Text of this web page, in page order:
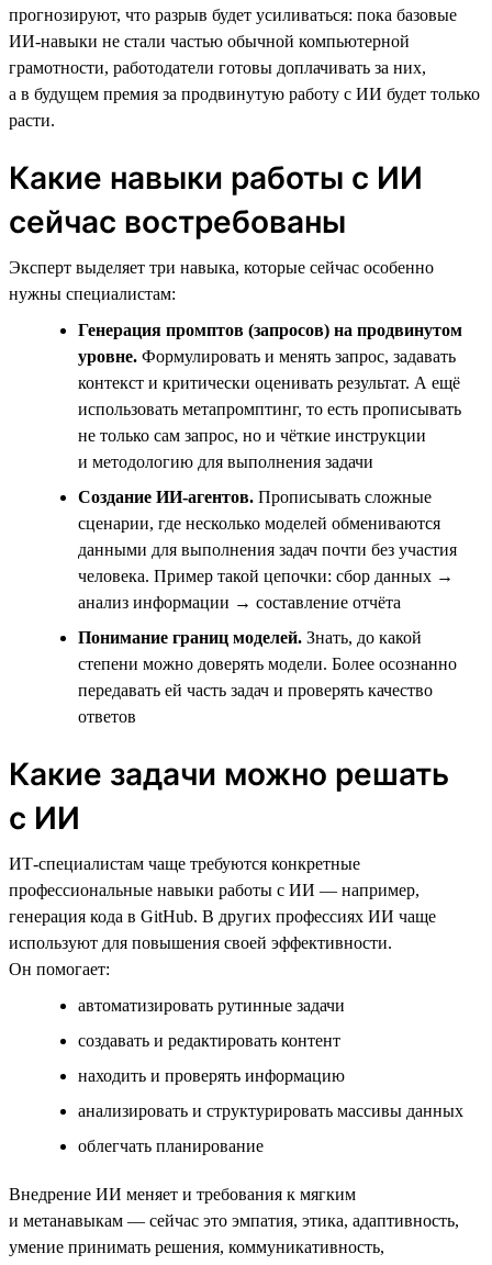
прогнозируют, что разрыв будет усиливаться: пока базовые
ИИ-навыки не стали частью обычной компьютерной
грамотности, работодатели готовы доплачивать за них,
а в будущем премия за продвинутую работу с ИИ будет только
расти.
Какие навыки работы с ИИ
сейчас востребованы
Эксперт выделяет три навыка, которые сейчас особенно
нужны специалистам:
Генерация промптов (запросов) на продвинутом
уровне. Формулировать и менять запрос, задавать
контекст и критически оценивать результат. А ещё
использовать метапромптинг, то есть прописывать
не только сам запрос, но и чёткие инструкции
и методологию для выполнения задачи
Создание ИИ-агентов. Прописывать сложные
сценарии, где несколько моделей обмениваются
данными для выполнения задач почти без участия
человека. Пример такой цепочки: сбор данных →
анализ информации → составление отчёта
Понимание границ моделей. Знать, до какой
степени можно доверять модели. Более осознанно
передавать ей часть задач и проверять качество
ответов
Какие задачи можно решать
с ИИ
ИТ-специалистам чаще требуются конкретные
профессиональные навыки работы с ИИ — например,
генерация кода в GitHub. В других профессиях ИИ чаще
используют для повышения своей эффективности.
Он помогает:
автоматизировать рутинные задачи
создавать и редактировать контент
находить и проверять информацию
анализировать и структурировать массивы данных
облегчать планирование
Внедрение ИИ меняет и требования к мягким
и метанавыкам — сейчас это эмпатия, этика, адаптивность,
умение принимать решения, коммуникативность,